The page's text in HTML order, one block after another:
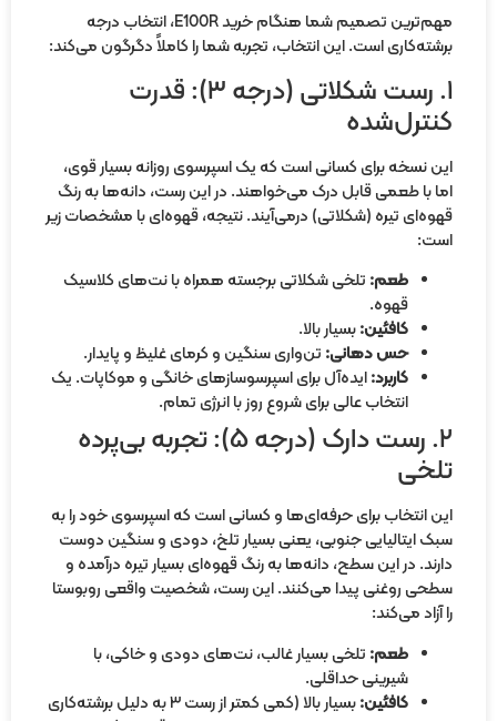
مهم‌ترین تصمیم شما هنگام خرید E100R، انتخاب درجه
است. این انتخاب، تجربه شما را کاملاً دگرگون می‌کند:
۱. رست شکلاتی (درجه ۳): قدرت
نسخه برای کسانی است که یک اسپرسوی روزانه بسیار قوی،
با طعمی قابل درک می‌خواهند. در این رست، دانه‌ها به رنگ
تیره (شکلاتی) درمی‌آیند. نتیجه، قهوه‌ای با مشخصات زیر
طعم:تلخی شکلاتی برجسته همراه با نت‌های کلاسیک
کافئین: بسیار بالا.
حس دهانی:تن‌واری سنگین و کرمای غلیظ و پایدار.
کاربرد:ایده‌آل برای اسپرسوسازهای خانگی و موکاپات. یک
انتخاب عالی برای شروع روز با انرژی تمام.
۲. رست دارک (درجه ۵): تجربه بی‌پرده
انتخاب برای حرفه‌ای‌ها و کسانی است که اسپرسوی خود را به
ایتالیایی جنوبی، یعنی بسیار تلخ، دودی و سنگین دوست
در این سطح، دانه‌ها به رنگ قهوه‌ای بسیار تیره درآمده و
روغنی پیدا می‌کنند. این رست، شخصیت واقعی روبوستا
آزاد می‌کند:
طعم:تلخی بسیار غالب، نت‌های دودی و خاکی، با
شیرینی حداقلی.
کافئین:
بسیار بالا (کمی کمتر از رست ۳ به دلیل برشته‌کاری